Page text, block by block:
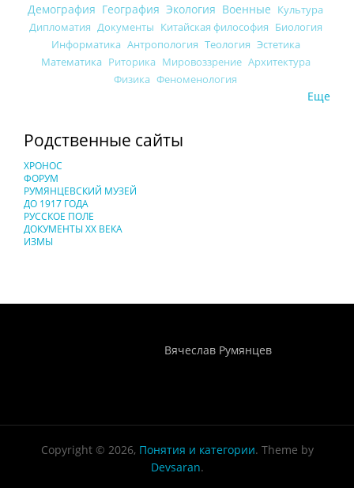
Демография География Экология Военные Культура
Дипломатия Документы Китайская философия Биология
Информатика Антропология Теология Эстетика
Математика Риторика Мировоззрение Архитектура
Физика Феноменология
Еще
Родственные сайты
ХРОНОС
ФОРУМ
РУМЯНЦЕВСКИЙ МУЗЕЙ
ДО 1917 ГОДА
РУССКОЕ ПОЛЕ
ДОКУМЕНТЫ XX ВЕКА
ИЗМЫ
Вячеслав Румянцев
Copyright © 2026, Понятия и категории. Theme by
Devsaran.